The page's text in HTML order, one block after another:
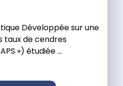
Développée sur une
taux de cendres
») étudiée ...